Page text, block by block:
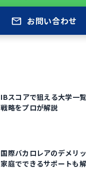
お問い合わせ
IBスコアで狙える大学一
戦略をプロが解説
国際バカロレアのデメリ
家庭でできるサポートも